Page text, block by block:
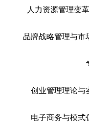
人力资源管理变
品牌战略管理与市
创业管理理论与
电子商务与模式